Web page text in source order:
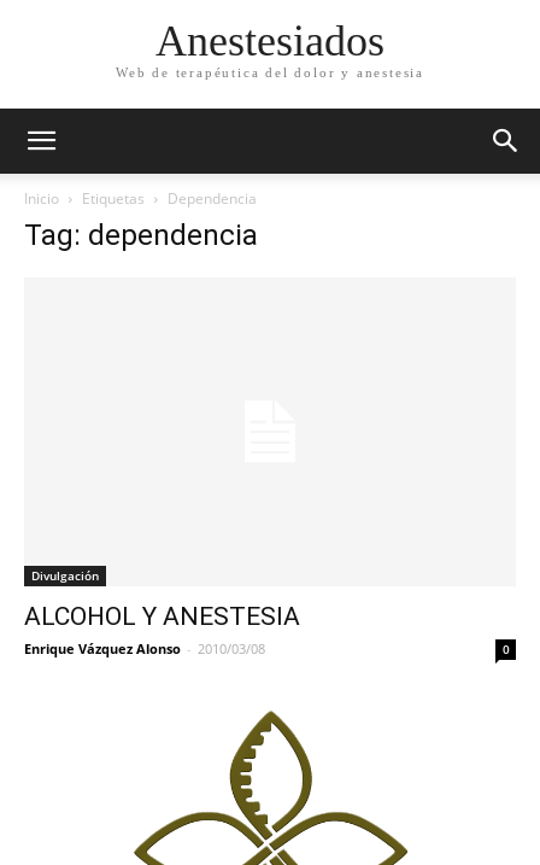
Anestesiados
Web de terapéutica del dolor y anestesia
Inicio Etiquetas Dependencia
Tag: dependencia
Divulgación
ALCOHOL Y ANESTESIA
Enrique Vázquez Alonso - 2010/03/08 0